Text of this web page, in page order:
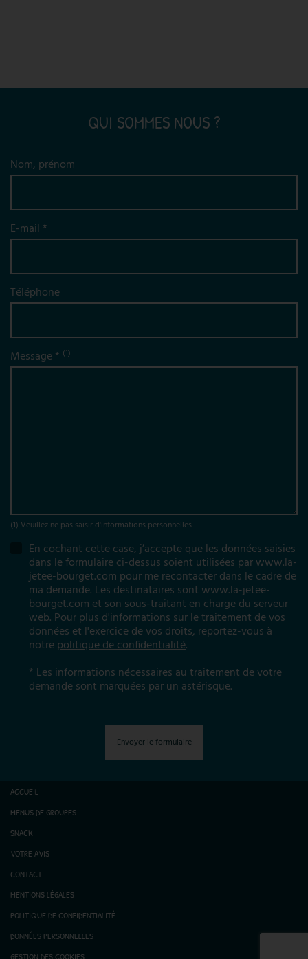
QUI SOMMES NOUS ?
Nom, prénom
E-mail *
Téléphone
Message * (1)
(1) Veuillez ne pas saisir d'informations personnelles.
En cochant cette case, j’accepte que les données saisies
dans le formulaire ci-dessus soient utilisées par www.la-
jetee-bourget.com pour me recontacter dans le cadre de
ma demande. Les destinataires sont www.la-jetee-
bourget.com et son sous-traitant en charge du serveur
web. Pour plus d'informations sur le traitement de vos
données et l'exercice de vos droits, reportez-vous à
notrepolitique de confidentialité.
* Les informations nécessaires au traitement de votre
demande sont marquées par un astérisque.
Envoyer le formulaire
ACCUEIL
MENUS DE GROUPES
SNACK
VOTRE AVIS
CONTACT
MENTIONS LÉGALES
POLITIQUE DE CONFIDENTIALITÉ
DONNÉES PERSONNELLES
GESTION DES COOKIES